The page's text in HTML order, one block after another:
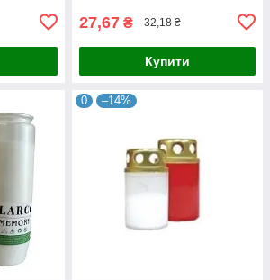
27,67 ₴ 32,18 ₴
Купити
0 –14%